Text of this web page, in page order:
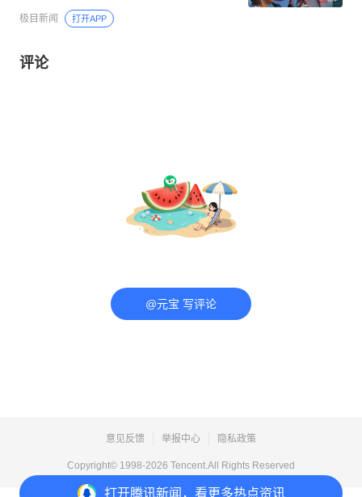
打开腾讯新闻，看更多热点资讯
极目新闻 打开APP
评论
@元宝 写评论
意见反馈 举报中心 隐私政策
Copyright© 1998-2026 Tencent.All Rights Reserved